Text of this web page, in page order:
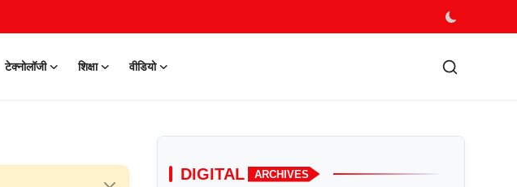
टेक्नोलॉजी शिक्षा वीडियो
DIGITAL ARCHIVES